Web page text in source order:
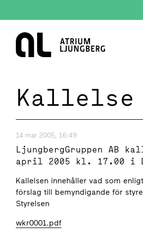
Hem
Kallelse
14 mar 2005, 16:49
LjungbergGruppen AB
april 2005 kl. 17.00 i
Kallelsen innehåller vad som
förslag till bemyndigande för
Styrelsen
wkr0001.pdf